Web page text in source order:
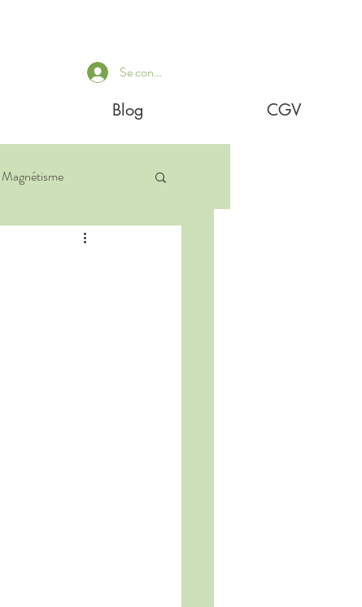
Se connecter
Blog CGV
Magnétisme